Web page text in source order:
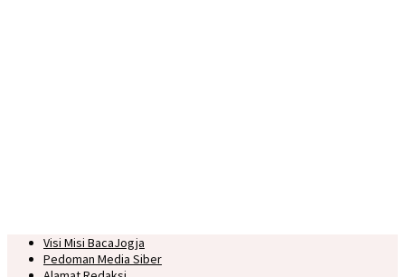
Visi Misi BacaJogja
Pedoman Media Siber